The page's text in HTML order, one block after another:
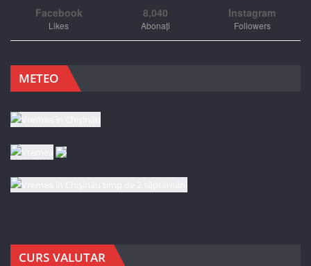
Facebook
Likes
8,040
Abonați
Instagram
Followers
METEO
CURS VALUTAR